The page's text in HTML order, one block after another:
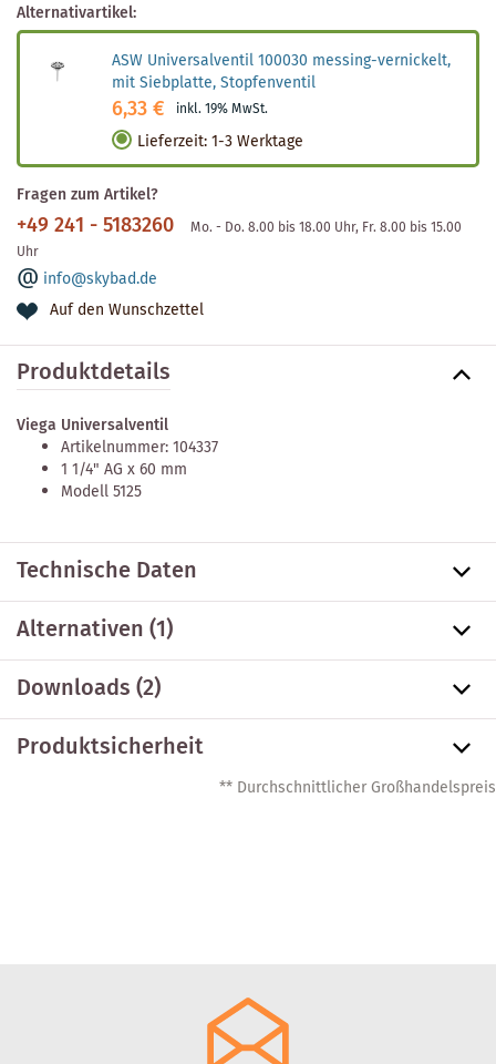
Alternativartikel:
ASW Universalventil 100030 messing-vernickelt,
mit Siebplatte, Stopfenventil
6,33 € inkl. 19% MwSt.
Lieferzeit:1-3 Werktage
Fragen zum Artikel?
+49 241 - 5183260
Mo. - Do. 8.00 bis 18.00 Uhr, Fr. 8.00 bis 15.00
Uhr
info@skybad.de
Auf den Wunschzettel
Produktdetails
Viega Universalventil
Artikelnummer: 104337
1 1/4" AG x 60 mm
Modell 5125
Technische Daten
Alternativen(1)
Downloads (2)
Produktsicherheit
** Durchschnittlicher Großhandelspreis